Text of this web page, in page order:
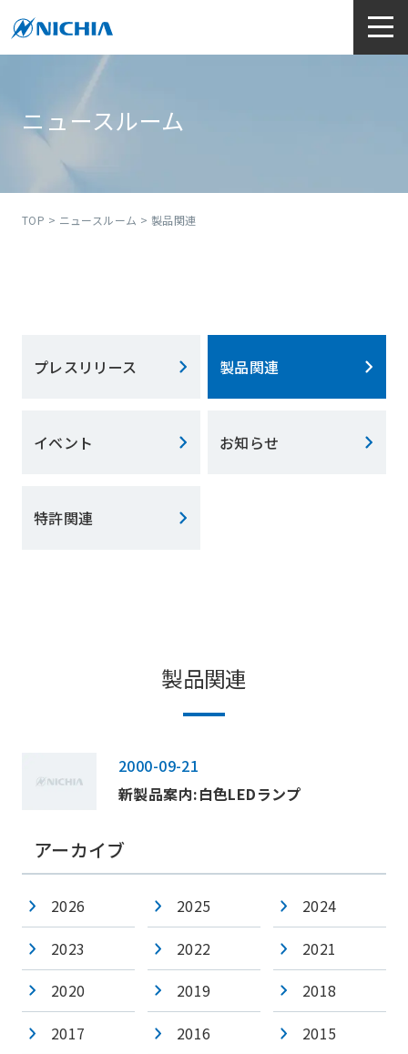
ニュースルーム
TOP > ニュースルーム > 製品関連
プレスリリース 製品関連
イベント お知らせ
特許関連
製品関連
2000-09-21
新製品案内:白色LEDランプ
アーカイブ
2026 2025
2024
2023
2022
2021
2020
2019
2018
2017
2016
2015